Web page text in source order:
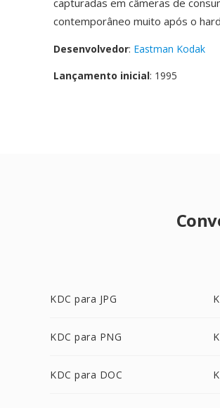
capturadas em câmeras de
contemporâneo muito após o
Desenvolvedor: Eastman Kodak
Lançamento inicial: 1995
KDC para JPG
KDC para PNG
KDC para DOC